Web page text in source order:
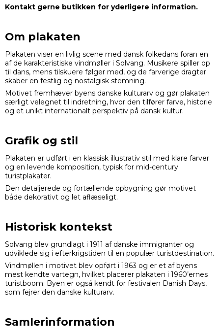
Kontakt gerne butikken for yderligere information.
Om plakaten
Plakaten viser en livlig scene med dansk folkedans foran en
af de karakteristiske vindmøller i Solvang. Musikere spiller op
til dans, mens tilskuere følger med, og de farverige dragter
skaber en festlig og nostalgisk stemning.
Motivet fremhæver byens danske kulturarv og gør plakaten
særligt velegnet til indretning, hvor den tilfører farve, historie
og et unikt internationalt perspektiv på dansk kultur.
Grafik og stil
Plakaten er udført i en klassisk illustrativ stil med klare farver
og en levende komposition, typisk for mid-century
turistplakater.
Den detaljerede og fortællende opbygning gør motivet
både dekorativt og let aflæseligt.
Historisk kontekst
Solvang blev grundlagt i 1911 af danske immigranter og
udviklede sig i efterkrigstiden til en populær turistdestination.
Vindmøllen i motivet blev opført i 1963 og er et af byens
mest kendte vartegn, hvilket placerer plakaten i 1960’ernes
turistboom. Byen er også kendt for festivalen Danish Days,
som fejrer den danske kulturarv.
Samlerinformation